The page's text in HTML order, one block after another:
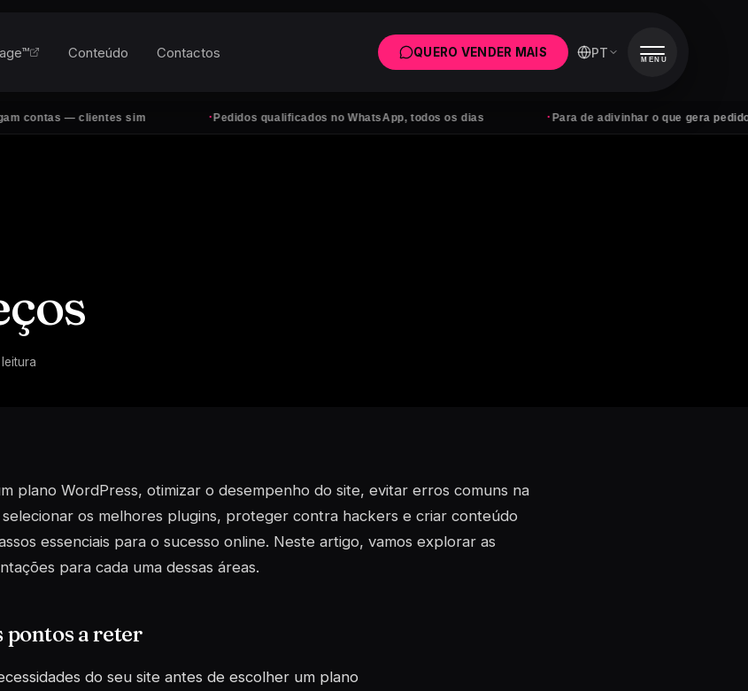
— clientes sim Pedidos qualificados no WhatsApp, todos os dias Para de adivinhar o que gera pedidos
Conteúdo Contactos QUERO VENDER MAIS PT MENU
plano WordPress, otimizar o desempenho do site, evitar erros comuns na
os melhores plugins, proteger contra hackers e criar conteúdo
essenciais para o sucesso online. Neste artigo, vamos explorar as
para cada uma dessas áreas.
a reter
do seu site antes de escolher um plano